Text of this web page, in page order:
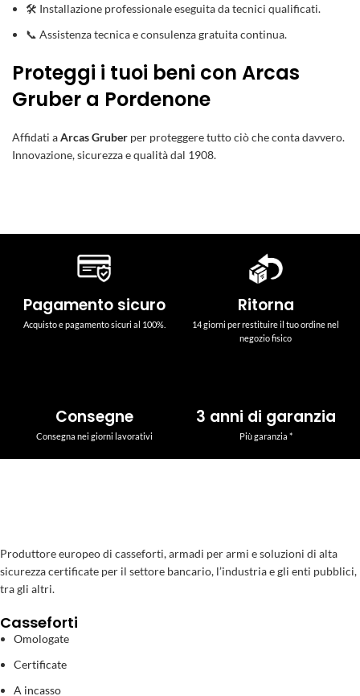
🛠️ Installazione professionale eseguita da tecnici qualificati.
📞 Assistenza tecnica e consulenza gratuita continua.
Proteggi i tuoi beni con Arcas
Gruber a Pordenone
Affidati aArcas Gruber per proteggere tutto ciò che conta davvero.
Innovazione, sicurezza e qualità dal 1908.
Pagamento sicuro
Acquisto e pagamento sicuri al 100%.
Ritorna
14 giorni per restituire il tuo ordine nel
negozio fisico
Consegne
Consegna nei giorni lavorativi
3 anni di garanzia
Più garanzia *
Produttore europeo di casseforti, armadi per armi e soluzioni di alta
sicurezza certificate per il settore bancario, l’industria e gli enti pubblici,
tra gli altri.
Casseforti
Omologate
Certificate
A incasso